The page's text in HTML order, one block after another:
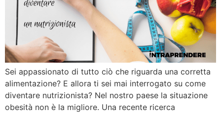
Sei appassionato di tutto ciò che riguarda una corretta
alimentazione? E allora ti sei mai interrogato su come
diventare nutrizionista? Nel nostro paese la situazione
obesità non è la migliore. Una recente ricerca